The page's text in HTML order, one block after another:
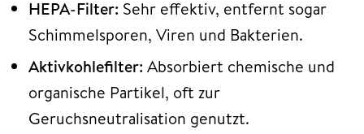
HEPA-Filter: Sehr effektiv, entfernt sogar
Schimmelsporen, Viren und Bakterien.
Aktivkohlefilter: Absorbiert chemische und
organische Partikel, oft zur
Geruchsneutralisation genutzt.